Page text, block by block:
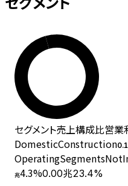
セグメント売上構成比営業
DomesticConstruction0.1
兆4.3%0.00兆23.4%